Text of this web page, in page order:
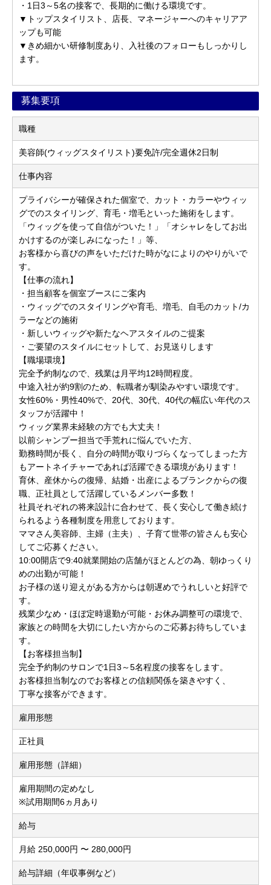
・1日3～5名の接客で、長期的に働ける環境です。
▼トップスタイリスト、店長、マネージャーへのキャリアア
ップも可能
▼きめ細かい研修制度あり、入社後のフォローもしっかりし
ます。
募集要項
職種
美容師(ウィッグスタイリスト)要免許/完全週休2日制
仕事内容
プライバシーが確保された個室で、カット・カラーやウィッ
グでのスタイリング、育毛・増毛といった施術をします。
「ウィッグを使って自信がついた！」「オシャレをしてお出
かけするのが楽しみになった！」等、
お客様から喜びの声をいただけた時がなによりのやりがいで
す。
【仕事の流れ】
・担当顧客を個室ブースにご案内
・ウィッグでのスタイリングや育毛、増毛、自毛のカット/カ
ラーなどの施術
・新しいウィッグや新たなヘアスタイルのご提案
・ご要望のスタイルにセットして、お見送りします
【職場環境】
完全予約制なので、残業は月平均12時間程度。
中途入社が約9割のため、転職者が馴染みやすい環境です。
女性60%・男性40%で、20代、30代、40代の幅広い年代のス
タッフが活躍中！
ウィッグ業界未経験の方でも大丈夫！
以前シャンプー担当で手荒れに悩んでいた方、
勤務時間が長く、自分の時間が取りづらくなってしまった方
もアートネイチャーであれば活躍できる環境があります！
育休、産休からの復帰、結婚・出産によるブランクからの復
職、正社員として活躍しているメンバー多数！
社員それぞれの将来設計に合わせて、長く安心して働き続け
られるよう各種制度を用意しております。
ママさん美容師、主婦（主夫）、子育て世帯の皆さんも安心
してご応募ください。
10:00開店で9:40就業開始の店舗がほとんどの為、朝ゆっくり
めの出勤が可能！
お子様の送り迎えがある方からは朝遅めでうれしいと好評で
す。
残業少なめ・ほぼ定時退勤が可能・お休み調整可の環境で、
家族との時間を大切にしたい方からのご応募お待ちしていま
す。
【お客様担当制】
完全予約制のサロンで1日3～5名程度の接客をします。
お客様担当制なのでお客様との信頼関係を築きやすく、
丁寧な接客ができます。
雇用形態
正社員
雇用形態（詳細）
雇用期間の定めなし
※試用期間6ヵ月あり
給与
月給 250,000円 〜 280,000円
給与詳細（年収事例など）